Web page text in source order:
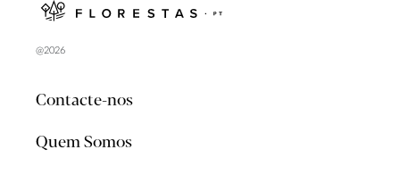
@2026
Contacte-nos
Quem Somos